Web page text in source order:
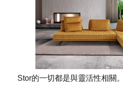
Stor的一切都是與靈活性相關